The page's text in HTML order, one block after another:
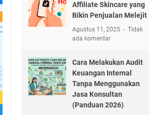
Affiliate Skincare yang
Bikin Penjualan Melejit
Agustus 11, 2025
Tidak
ada komentar
Cara Melakukan Audit
Keuangan Internal
Tanpa Menggunakan
Jasa Konsultan
(Panduan 2026)